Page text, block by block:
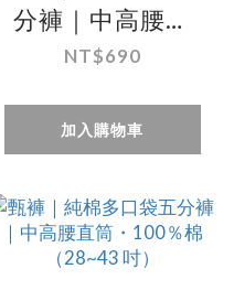
分褲｜中高腰直
筒・多口袋設計・
吋）
NT$690
加入購物車